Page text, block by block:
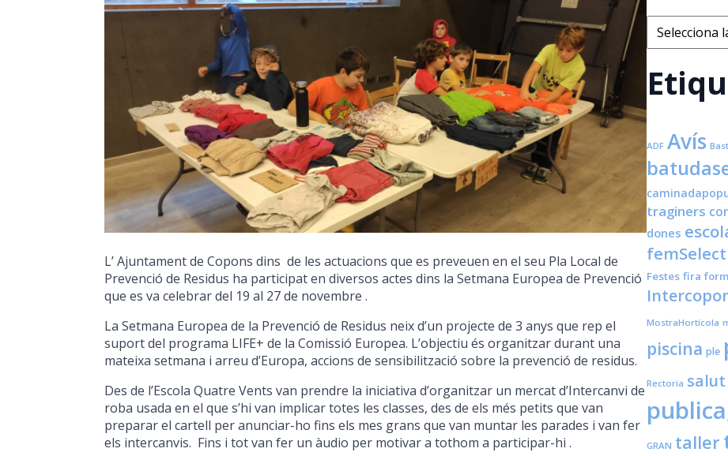
L’ Ajuntament de Copons dins de les actuacions que es preveuen en el seu Pla Local de
Prevenció de Residus ha participat en diversos actes dins la Setmana Europea de Prevenció
que es va celebrar del 19 al 27 de novembre .
La Setmana Europea de la Prevenció de Residus neix d’un projecte de 3 anys que rep el
suport del programa LIFE+ de la Comissió Europea. L’objectiu és organitzar durant una
mateixa setmana i arreu d’Europa, accions de sensibilització sobre la prevenció de residus.
Des de l’Escola Quatre Vents van prendre la iniciativa d’organitzar un mercat d’Intercanvi de
roba usada en el que s’hi van implicar totes les classes, des de els més petits que van
preparar el cartell per anunciar-ho fins els mes grans que van muntar les parades i van fer
els intercanvis. Fins i tot van fer un àudio per motivar a tothom a participar-hi .
Categories
ADF Avís
traginers
dones
Festes fira
MostraHortícola
piscina ple
Rectoria
GRAN taller